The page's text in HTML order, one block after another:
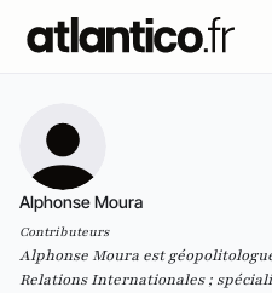
Alphonse Moura
Contributeurs
Alphonse Moura est
Relations Internationales ;